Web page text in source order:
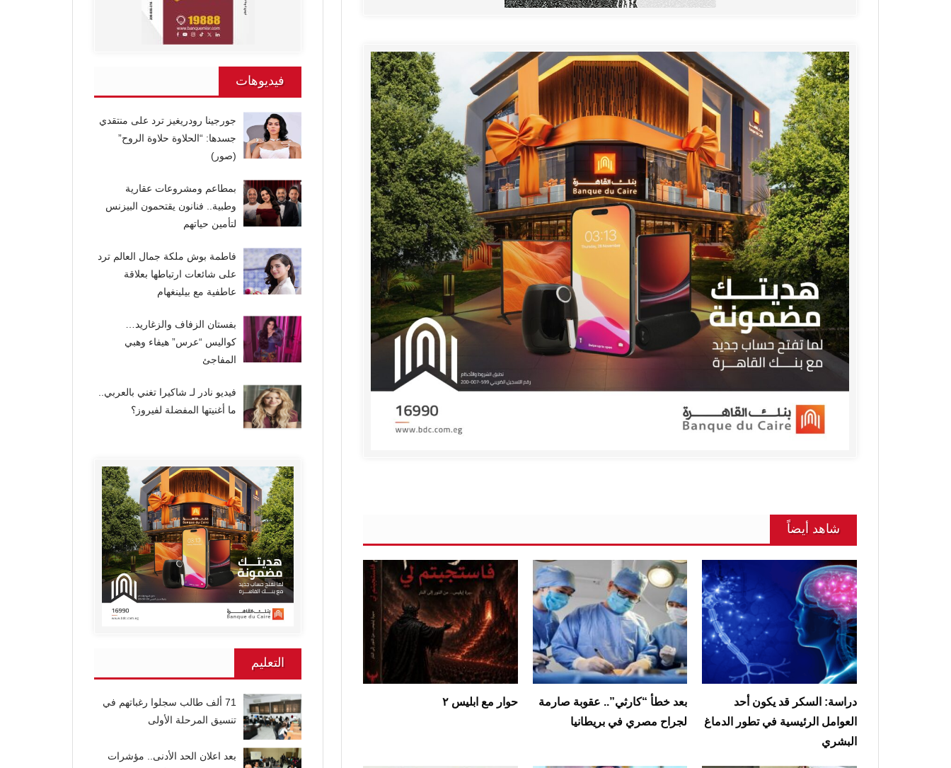
شاهد أيضاً
دراسة: السكر قد يكون أحد
العوامل الرئيسية في تطور الدماغ
البشري
بعد خطأ “كارثي”.. عقوبة صارمة
لجراح مصري في بريطانيا
حوار مع ابليس ٢
فيديوهات
جورجينا رودريغيز ترد على منتقدي
جسدها: “الحلاوة حلاوة الروح”
(صور)
بمطاعم ومشروعات عقارية
وطبية.. فنانون يقتحمون البيزنس
لتأمين حياتهم
فاطمة بوش ملكة جمال العالم ترد
على شائعات ارتباطها بعلاقة
عاطفية مع بيلينغهام
بفستان الزفاف والزغاريد…
كواليس “عرس” هيفاء وهبي
المفاجئ
فيديو نادر لـ شاكيرا تغني بالعربي..
ما أغنيتها المفضلة لفيروز؟
التعليم
71 ألف طالب سجلوا رغباتهم في
تنسيق المرحلة الأولى
بعد اعلان الحد الأدنى.. مؤشرات